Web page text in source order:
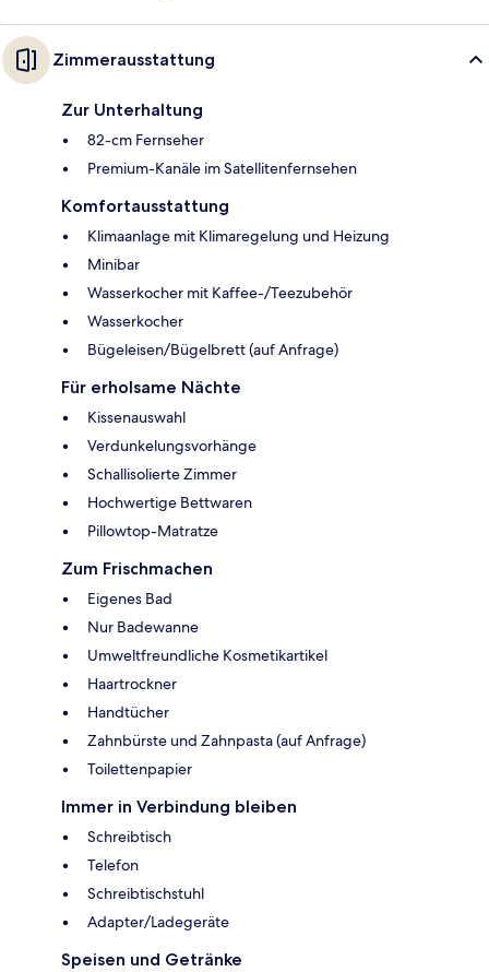
Zimmerausstattung
Zur Unterhaltung
82-cm Fernseher
Premium-Kanäle im Satellitenfernsehen
Komfortausstattung
Klimaanlage mit Klimaregelung und Heizung
Minibar
Wasserkocher mit Kaffee-/Teezubehör
Wasserkocher
Bügeleisen/Bügelbrett (auf Anfrage)
Für erholsame Nächte
Kissenauswahl
Verdunkelungsvorhänge
Schallisolierte Zimmer
Hochwertige Bettwaren
Pillowtop-Matratze
Zum Frischmachen
Eigenes Bad
Nur Badewanne
Umweltfreundliche Kosmetikartikel
Haartrockner
Handtücher
Zahnbürste und Zahnpasta (auf Anfrage)
Toilettenpapier
Immer in Verbindung bleiben
Schreibtisch
Telefon
Schreibtischstuhl
Adapter/Ladegeräte
Speisen und Getränke